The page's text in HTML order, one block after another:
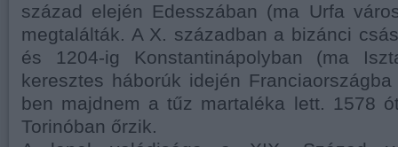
század elején Edesszában (ma Urfa
megtalálták. A X. században a bizánci
és 1204-ig Konstantinápolyban (ma
keresztes háborúk idején
ben majdnem a tűz martaléka lett. 1578
Torinóban őrzik.